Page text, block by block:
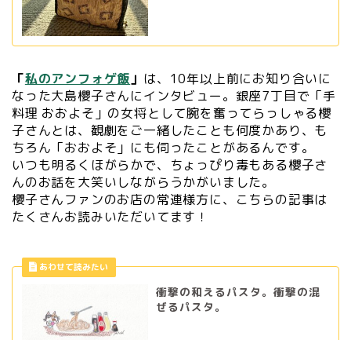
「私のアンフォゲ飯 」 は、10年以上前にお知り合いに
なった大島櫻子さんにインタビュー。銀座7丁目で「手
料理 おおよそ」の女将として腕を奮ってらっしゃる櫻
子さんとは、観劇をご一緒したことも何度かあり、も
ちろん「おおよそ」にも伺ったことがあるんです。
いつも明るくほがらかで、ちょっぴり毒もある櫻子さ
んのお話を大笑いしながらうかがいました。
櫻子さんファンのお店の常連様方に、こちらの記事は
たくさんお読みいただいてます！
衝撃の和えるパスタ。衝撃の混
ぜるパスタ。